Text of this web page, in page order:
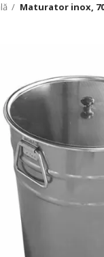
/ Maturator inox,